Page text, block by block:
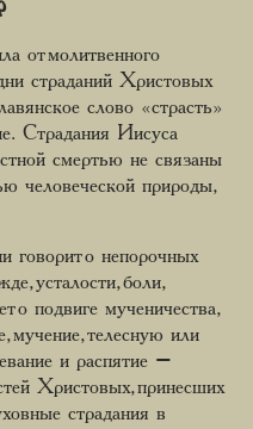
от молитвенного
страданий Христовых
слово «страсть»
Страдания Иисуса
смертью не связаны
человеческой природы,
говорит о непорочных
усталости, боли,
о подвиге мученичества,
мучение, телесную или
и распятие –
Христовых, принесших
страдания в